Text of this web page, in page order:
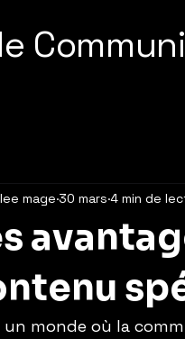
lee mage 30 mars 4 min de
un monde où la